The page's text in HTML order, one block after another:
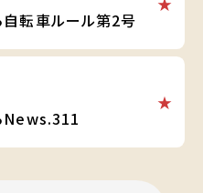
自転車ルール第2号
News.311